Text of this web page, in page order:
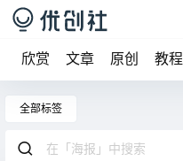
欣赏 文章 原创 教程
全部标签